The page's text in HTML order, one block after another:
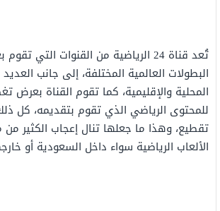
تُعد قناة 24 الرياضية من القنوات التي
البطولات العالمية المختلفة، إلى جانب
المحلية والإقليمية، كما تقوم القناة بعرض
للمحتوى الرياضي الذي تقوم بتقديمه، كل
تقطيع، وهذا ما جعلها تنال إعجاب الكثير
الألعاب الرياضية سواء داخل السعودية أو